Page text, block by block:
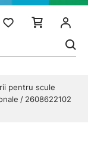
pentru scule
2608622102